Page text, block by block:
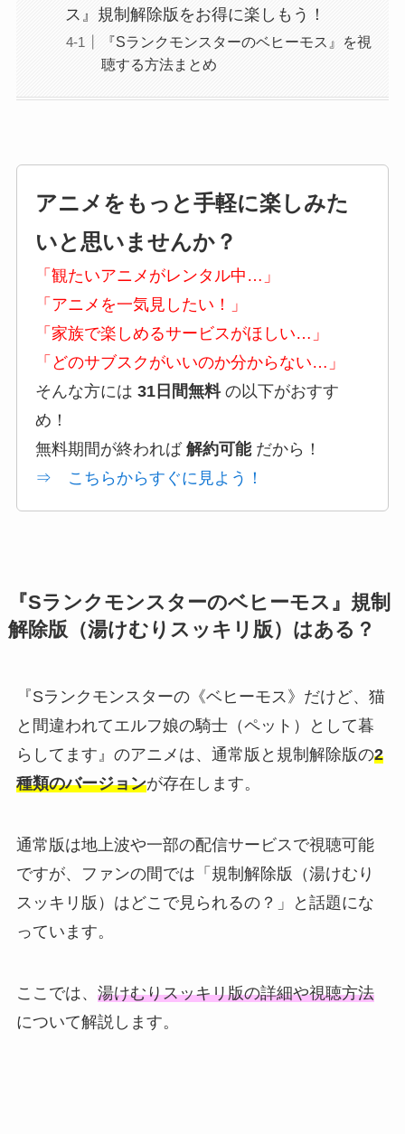
ス』規制解除版をお得に楽しもう！
『Sランクモンスターのベヒーモス』を視
聴する方法まとめ
アニメをもっと手軽に楽しみた
いと思いませんか？
「観たいアニメがレンタル中…」
「アニメを一気見したい！」
「家族で楽しめるサービスがほしい…」
「どのサブスクがいいのか分からない…」
そんな方には 31日間無料の以下がおすす
め！
無料期間が終われば 解約可能だから！
⇒ こちらからすぐに見よう！
『Sランクモンスターのベヒーモス』規制
解除版（湯けむりスッキリ版）はある？
『Sランクモンスターの《ベヒーモス》だけど、猫
と間違われてエルフ娘の騎士（ペット）として暮
らしてます』のアニメは、通常版と規制解除版の2
種類のバージョンが存在します。
通常版は地上波や一部の配信サービスで視聴可能
ですが、ファンの間では「規制解除版（湯けむり
スッキリ版）はどこで見られるの？」と話題にな
っています。
ここでは、 湯けむりスッキリ版の詳細や視聴方法
について解説します。